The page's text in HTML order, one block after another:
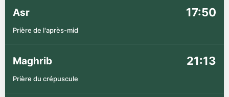
Asr 17:50
Prière de l'après-mid
Maghrib 21:13
Prière du crépuscule